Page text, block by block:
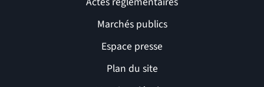
Marchés publics
Espace presse
Plan du site